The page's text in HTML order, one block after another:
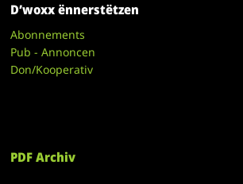
D’woxx ënnerstëtzen
Abonnements
Pub - Annoncen
Don/Kooperativ
PDF Archiv